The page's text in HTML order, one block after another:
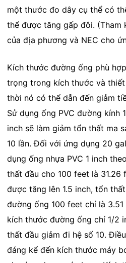
một thước đo dây cụ thể có
thể được tăng gấp đôi. (Tham
của địa phương và NEC cho
Kích thước đường ống phù
trọng trong kích thước và
thời nó có thể dẫn đến giảm
Sử dụng ống PVC đường kính
inch sẽ làm giảm tổn thất ma
10 lần. Đối với ứng dụng 20
dụng ống nhựa PVC 1 inch
thất đầu cho 100 feet là 31.26
được tăng lên 1.5 inch, tổn
đường ống 100 feet chỉ là
kích thước đường ống chỉ 1/2
thất đầu giảm đi hệ số 10.
đáng kể đến kích thước máy